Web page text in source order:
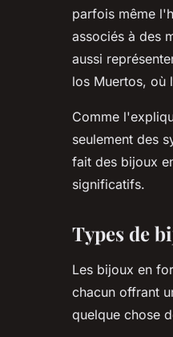
parfois même
associés à des
aussi
los Muertos, où
Comme
seulement des
fait des bijoux
significatifs.
Types de
Les bijoux en
chacun offrant
quelque chose